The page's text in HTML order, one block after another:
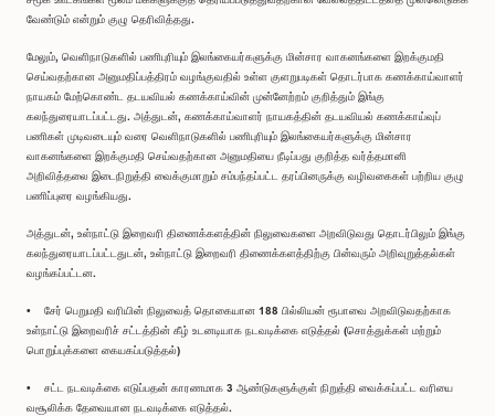
வேண்டும் என்றும் குழு தெரிவித்தது.
மேலும், வெளிநாடுகளில் பணிபுரியும் இலங்கையர்களுக்கு மின்சார வாகனங்களை இறக்குமதி
செய்வதற்கான அனுமதிப்பத்திரம் வழங்குவதில் உள்ள குளறுபடிகள் தொடர்பாக கணக்காய்வாளர்
நாயகம் மேற்கொண்ட தடயவியல் கணக்காய்வின் முன்னேற்றம் குறித்தும் இங்கு
கலந்துரையாடப்பட்டது. அத்துடன், கணக்காய்வாளர் நாயகத்தின் தடயவியல் கணக்காய்வுப்
பணிகள் முடிவடையும் வரை வெளிநாடுகளில் பணிபுரியும் இலங்கையர்களுக்கு மின்சார
வாகனங்களை இறக்குமதி செய்வதற்கான அனுமதியை நீடிப்பது குறித்த வர்த்தமானி
அறிவித்தலை இடைநிறுத்தி வைக்குமாறும் சம்பந்தப்பட்ட தரப்பினருக்கு வழிவகைகள் பற்றிய குழு
பணிப்புரை வழங்கியது.
அத்துடன், உள்நாட்டு இறைவரி திணைக்களத்தின் நிலுவைகளை அறவிடுவது தொடர்பிலும் இங்கு
கலந்துரையாடப்பட்டதுடன், உள்நாட்டு இறைவரி திணைக்களத்திற்கு பின்வரும் அறிவுறுத்தல்கள்
வழங்கப்பட்டன.
• சேர் பெறுமதி வரியின் நிலுவைத் தொகையான 188 பில்லியன் ரூபாவை அறவிடுவதற்காக
உள்நாட்டு இறைவரிச் சட்டத்தின் கீழ் உடனடியாக நடவடிக்கை எடுத்தல் (சொத்துக்கள் மற்றும்
பொறுப்புக்களை கையகப்படுத்தல்)
• சட்ட நடவடிக்கை எடுப்பதன் காரணமாக 3 ஆண்டுகளுக்குள் நிறுத்தி வைக்கப்பட்ட வரியை
வசூலிக்க தேவையான நடவடிக்கை எடுத்தல்.